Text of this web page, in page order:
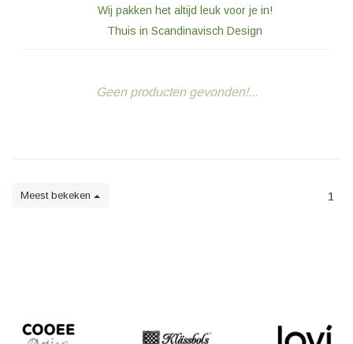
Wij pakken het altijd leuk voor je in!
Thuis in Scandinavisch Design
Geen producten gevonden!...
Meest bekeken 1